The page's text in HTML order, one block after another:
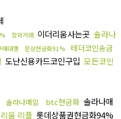
장외거래 이더리움사는곳 솔라나
대행 문상현금화91% 테더코인송금
도난신용카드코인구입 모든코인
솔라나매입 btc현금화 솔라나매
움 리플 롯데상품권현금화94%